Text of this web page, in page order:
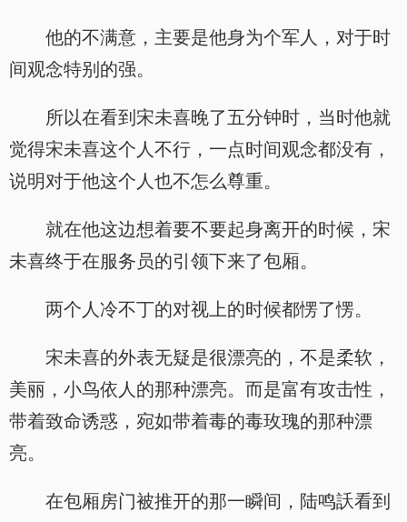
他的不满意，主要是他身为个军人，对于时
间观念特别的强。
所以在看到宋未喜晚了五分钟时，当时他就
觉得宋未喜这个人不行，一点时间观念都没有，
说明对于他这个人也不怎么尊重。
就在他这边想着要不要起身离开的时候，宋
未喜终于在服务员的引领下来了包厢。
两个人冷不丁的对视上的时候都愣了愣。
宋未喜的外表无疑是很漂亮的，不是柔软，
美丽，小鸟依人的那种漂亮。而是富有攻击性，
带着致命诱惑，宛如带着毒的毒玫瑰的那种漂
亮。
在包厢房门被推开的那一瞬间，陆鸣訞看到